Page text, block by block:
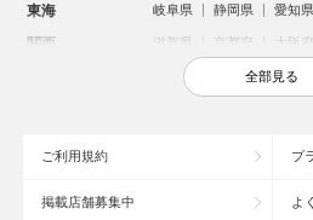
東海 岐阜県 静岡県 愛知県
関西 滋賀県 京都府 大阪府
鳥取県 島根県 岡山県
沖縄県
全部見る
ご利用規約 プ
掲載店舗募集中 よ